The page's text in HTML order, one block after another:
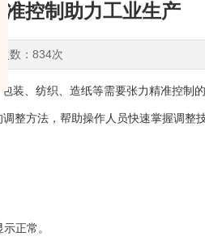
控制助力工业生产
数：834次
、纺织、造纸等需要张力精准控制
调整方法，帮助操作人员快速掌握调整技
正常。